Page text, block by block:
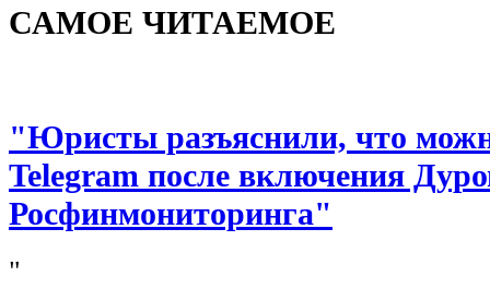
САМОЕ ЧИТАЕМОЕ
"Юристы разъяснили, что
Telegram после включения
Росфинмониторинга"
"